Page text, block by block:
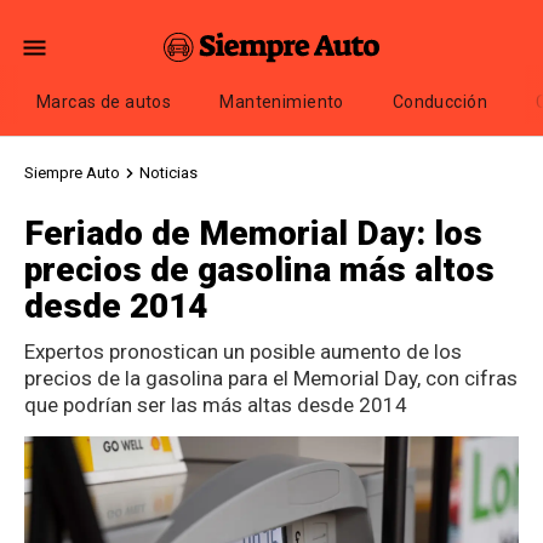
Marcas de autos Mantenimiento Conducción
Siempre Auto Noticias
Feriado de Memorial Day: los
precios de gasolina más altos
desde 2014
Expertos pronostican un posible aumento de los
precios de la gasolina para el Memorial Day, con cifras
que podrían ser las más altas desde 2014